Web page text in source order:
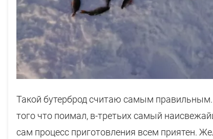
Такой бутерброд считаю самым
того что поимал, в-третьих самый
сам процесс приготовления всем приятен.